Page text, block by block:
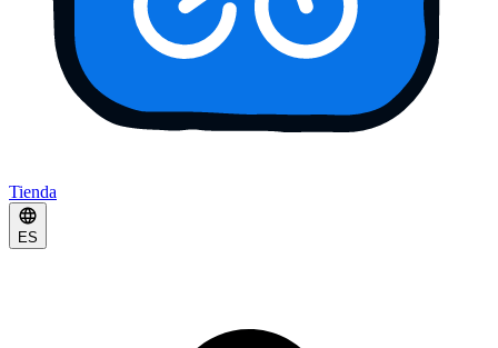
Tienda
ES